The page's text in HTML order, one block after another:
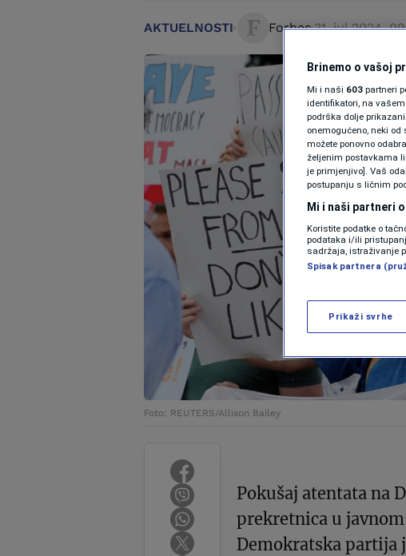
AKTUELNOSTI Forbes 31. jul 2024.
Foto: REUTERS/Allison Bailey
Pokušaj atentata na
prekretnica u
Demokratska partija
Brinemo o vašoj
Mi i naši 603 partneri
identifikatori, na
podrška dolje
onemogućeno, neki
možete ponovno
željenim postavkama
je primjenjivo]. Vaš
postupanju s ličnim
Mi i naši partneri
Koristite podatke o
podataka i/ili
sadržaja, istraživanje
Spisak partnera
Prikaži svrhe